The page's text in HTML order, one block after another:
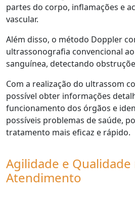
partes do corpo, inflamações e
vascular.
Além disso, o método Doppler
ultrassonografia convencional
sanguínea, detectando
Com a realização do ultrassom
possível obter informações
funcionamento dos órgãos e
possíveis problemas de saúde,
tratamento mais eficaz e rápido.
Agilidade e Qualidade
Atendimento